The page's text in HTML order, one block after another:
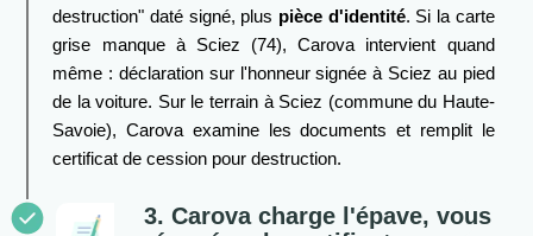
destruction" daté signé, plus pièce d'identité. Si la carte
grise manque à Sciez (74), Carova intervient quand
même : déclaration sur l'honneur signée à Sciez au pied
de la voiture. Sur le terrain à Sciez (commune du Haute-
Savoie), Carova examine les documents et remplit le
certificat de cession pour destruction.
3. Carova charge l'épave, vous